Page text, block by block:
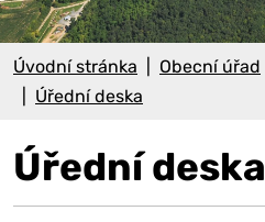
Úvodní stránka Obecní úřad
Úřední deska
Úřední deska